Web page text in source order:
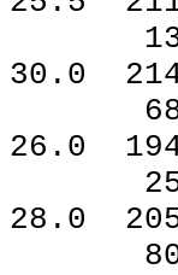
13
30.0
68
26.0
25
28.0
80